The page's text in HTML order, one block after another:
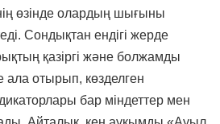
өзінде олардың шығыны
Сондықтан ендігі жерде
қазіргі және болжамды
ала отырып, көзделген
бар міндеттер мен